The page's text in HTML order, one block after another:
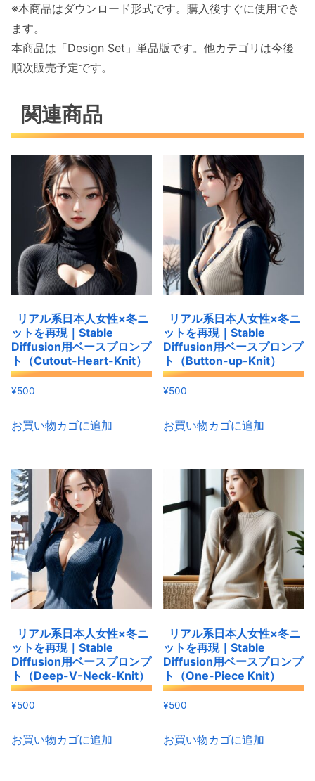
※本商品はダウンロード形式です。購入後すぐに使用でき
ます。
本商品は「Design Set」単品版です。他カテゴリは今後
順次販売予定です。
関連商品
リアル系日本人女性×冬ニ
ットを再現｜Stable
Diffusion用ベースプロンプ
ト（Cutout-Heart-Knit）
¥500
お買い物カゴに追加
リアル系日本人女性×冬ニ
ットを再現｜Stable
Diffusion用ベースプロンプ
ト（Button-up-Knit）
¥500
お買い物カゴに追加
リアル系日本人女性×冬ニ
ットを再現｜Stable
Diffusion用ベースプロンプ
ト（Deep-V-Neck-Knit）
¥500
お買い物カゴに追加
リアル系日本人女性×冬ニ
ットを再現｜Stable
Diffusion用ベースプロンプ
ト（One-Piece Knit）
¥500
お買い物カゴに追加